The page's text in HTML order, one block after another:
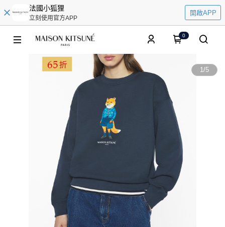
法國小狐狸
立刻使用官方APP
開啟APP
0
1/5